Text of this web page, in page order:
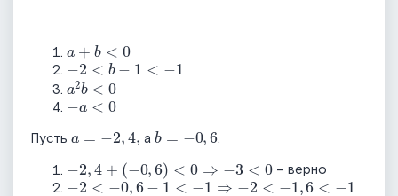
<
- 2< b -1<1
2b <0
- a< 0
Пусть
4,
а
b 6
.
2, + ,6 <0 ⇒ <0
– верно
-2<0 6-
1<1⇒-2 <1,6< 1